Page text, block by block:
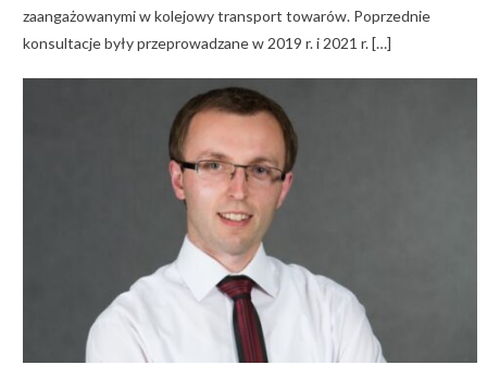
zaangażowanymi w kolejowy transport towarów. Poprzednie
konsultacje były przeprowadzane w 2019 r. i 2021 r. […]